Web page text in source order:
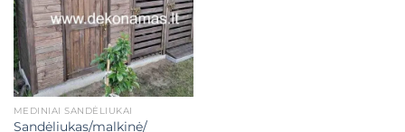
MEDINIAI SANDĖLIUKAI
Sandėliukas/malkinė/